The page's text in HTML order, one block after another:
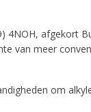
van meer
om